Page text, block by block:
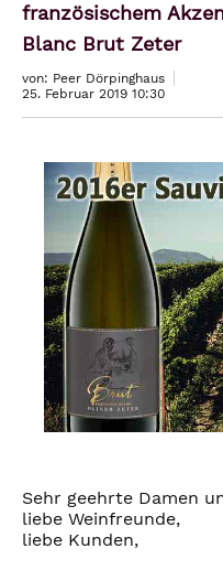
französischem
Blanc Brut Zeter
von: Peer Dörpinghaus
25. Februar 2019 10:30
Sehr geehrte Damen
liebe Weinfreunde,
liebe Kunden,